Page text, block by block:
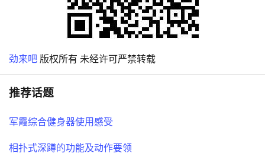
劲来吧 版权所有 未经许可严禁转载
推荐话题
军霞综合健身器使用感受
相扑式深蹲的功能及动作要领